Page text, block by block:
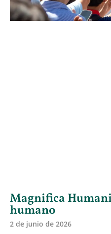
Magnifica
humano
2 de junio de 2026